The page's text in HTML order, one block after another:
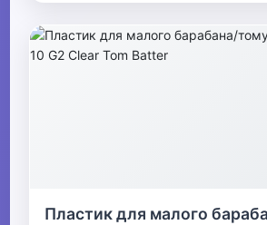
Пластик для малого